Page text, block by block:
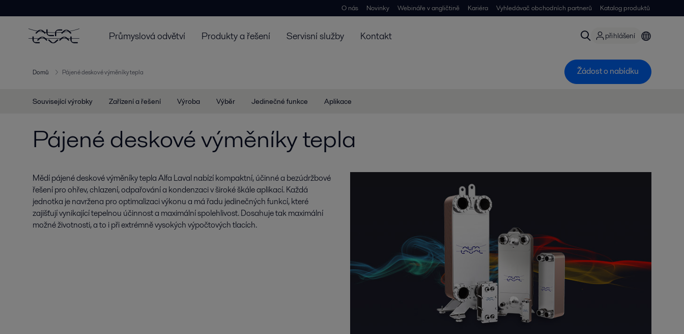
O nás Novinky Webináře v angličtině Kariéra Vyhledávač obchodních partnerů Katalog produktů
Průmyslová odvětví Produkty a řešení Servisní služby Kontakt přihlášení
Domů Pájené deskové výměníky tepla Žádost o nabídku
Související výrobky Zařízení a řešení Výroba Výběr Jedinečné funkce Aplikace
Pájené deskové výměníky tepla
Mědí pájené deskové výměníky tepla Alfa Laval nabízí kompaktní, účinné a bezúdržbové
řešení pro ohřev, chlazení, odpařování a kondenzaci v široké škále aplikací. Každá
jednotka je navržena pro optimalizaci výkonu a má řadu jedinečných funkcí, které
zajišťují vynikající tepelnou účinnost a maximální spolehlivost. Dosahuje tak maximální
možné životnosti, a to i při extrémně vysokých výpočtových tlacích.